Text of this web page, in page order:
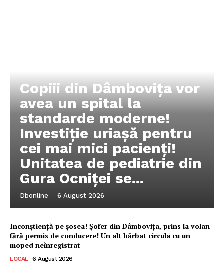
Copiii din Dâmbovița vor
avea un spital la
standarde moderne!
Investiție uriașă pentru
cei mai mici pacienți!
Unitatea de pediatrie din
Gura Ocniței se...
Dbonline - 6 August 2026
Inconștiență pe șosea! Șofer din Dâmbovița, prins la volan
fără permis de conducere! Un alt bărbat circula cu un
moped neînregistrat
LOCAL 6 August 2026